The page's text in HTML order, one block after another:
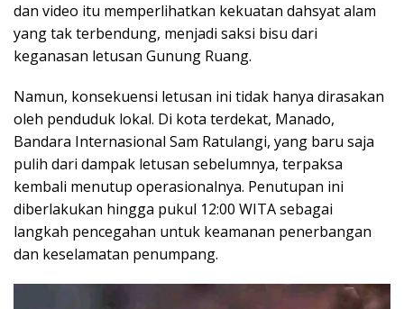
dan video itu memperlihatkan kekuatan dahsyat alam
yang tak terbendung, menjadi saksi bisu dari
keganasan letusan Gunung Ruang.
Namun, konsekuensi letusan ini tidak hanya dirasakan
oleh penduduk lokal. Di kota terdekat, Manado,
Bandara Internasional Sam Ratulangi, yang baru saja
pulih dari dampak letusan sebelumnya, terpaksa
kembali menutup operasionalnya. Penutupan ini
diberlakukan hingga pukul 12:00 WITA sebagai
langkah pencegahan untuk keamanan penerbangan
dan keselamatan penumpang.